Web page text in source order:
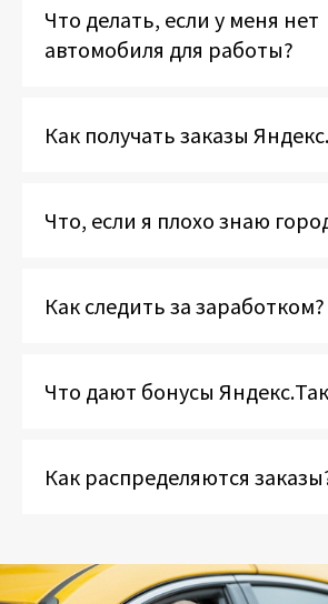
Что делать, если у меня нет
автомобиля для работы?
Как получать заказы
Что, если я плохо знаю
Как следить за заработком?
Что дают бонусы
Как распределяются